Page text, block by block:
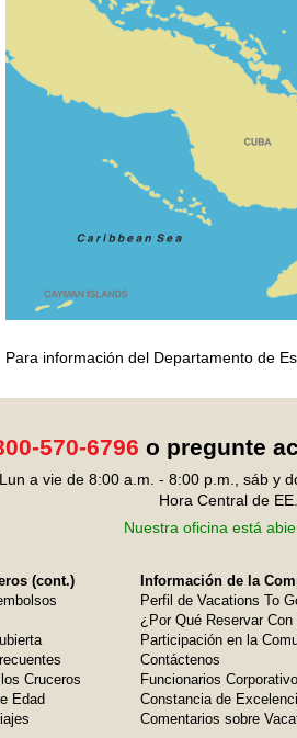
Para información del Departamento de
570-6796 o pregunte
Lun a vie de 8:00 a.m. - 8:00 p.m., sáb y
Hora Central de EE.
Nuestra oficina está
(cont.)
Cruceros
Edad
Información de la
Perfil de Vacations To
¿Por Qué Reservar Con
Participación en la
Contáctenos
Funcionarios
Constancia de
Comentarios sobre